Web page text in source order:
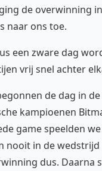
de overwinning
naar ons toe.
een zware dag
vrij snel achter
de dag in
kampioenen
game speelden
nooit in de wedstrijd
dus. Daarna